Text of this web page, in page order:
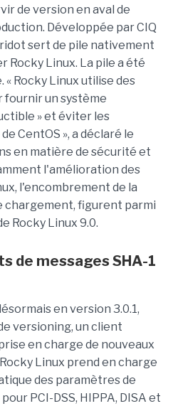
de version en aval de
Développée par CIQ
sert de pile nativement
Linux. La pile a été
Rocky Linux utilise des
fournir un système
» et éviter les
CentOS », a déclaré le
en matière de sécurité et
l'amélioration des
l'encombrement de la
chargement, figurent parmi
Rocky Linux 9.0.
de messages SHA-1
en version 3.0.1,
versioning, un client
en charge de nouveaux
Linux prend en charge
des paramètres de
PCI-DSS, HIPPA, DISA et